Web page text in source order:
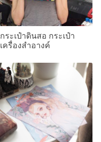
กระเป๋าดินสอ กระเป๋า
เครื่องสำอางค์